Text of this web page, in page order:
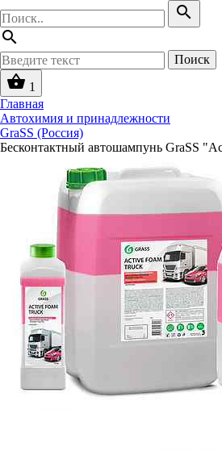
search
search
Поиск
shopping_basket 1
Главная
Автохимия и принадлежности
GraSS (Россия)
Бесконтактный автошампунь GraSS